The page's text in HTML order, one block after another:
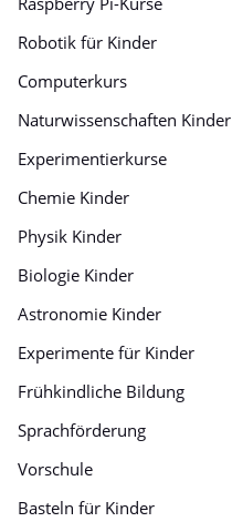
Robotik für Kinder
Computerkurs
Naturwissenschaften Kinder
Experimentierkurse
Chemie Kinder
Physik Kinder
Biologie Kinder
Astronomie Kinder
Experimente für Kinder
Frühkindliche Bildung
Sprachförderung
Vorschule
Basteln für Kinder